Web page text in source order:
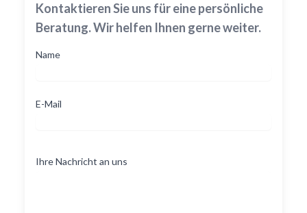
Kontaktieren Sie uns für eine persönliche
Beratung. Wir helfen Ihnen gerne weiter.
Name
E-Mail
Ihre Nachricht an uns